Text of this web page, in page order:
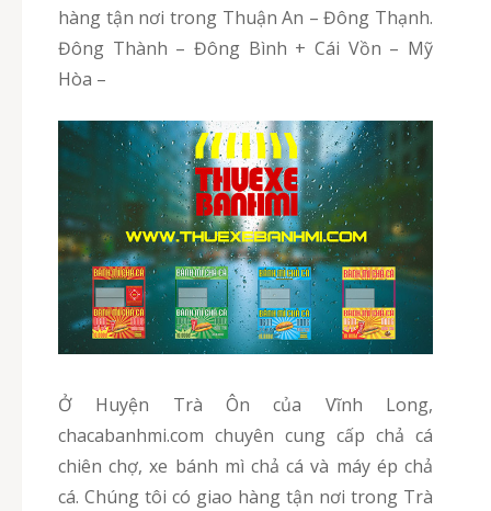
hàng tận nơi trong Thuận An – Đông Thạnh.
Đông Thành – Đông Bình + Cái Vồn – Mỹ
Hòa –
Ở Huyện Trà Ôn của Vĩnh Long,
chacabanhmi.com chuyên cung cấp chả cá
chiên chợ, xe bánh mì chả cá và máy ép chả
cá. Chúng tôi có giao hàng tận nơi trong Trà